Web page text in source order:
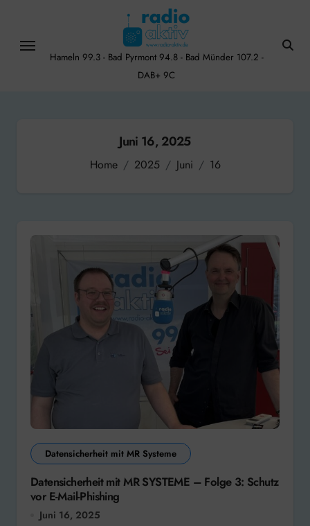
content
Hameln 99.3 - Bad Pyrmont 94.8 - Bad Münder 107.2 -
DAB+ 9C
Juni 16, 2025
Home 2025 Juni 16
Datensicherheit mit MR Systeme
Datensicherheit mit MR SYSTEME – Folge 3: Schutz
vor E-Mail-Phishing
Juni 16, 2025